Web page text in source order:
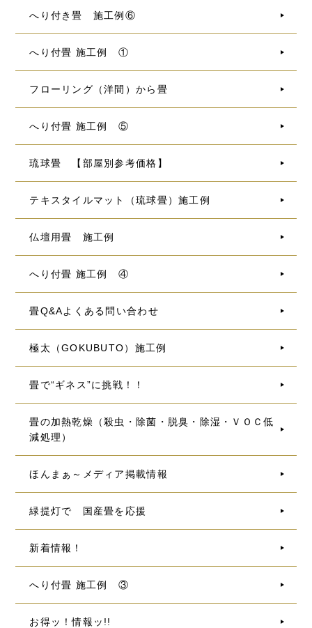
へり付き畳 施工例⑥
へり付畳 施工例 ①
フローリング（洋間）から畳
へり付畳 施工例 ⑤
琉球畳 【部屋別参考価格】
テキスタイルマット（琉球畳）施工例
仏壇用畳 施工例
へり付畳 施工例 ④
畳Q&Aよくある問い合わせ
極太（GOKUBUTO）施工例
畳で“ギネス”に挑戦！！
畳の加熱乾燥（殺虫・除菌・脱臭・除湿・ＶＯＣ低
減処理）
ほんまぁ～メディア掲載情報
緑提灯で 国産畳を応援
新着情報！
へり付畳 施工例 ③
お得ッ！情報ッ!!